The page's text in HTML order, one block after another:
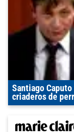
Santiago
criaderos de